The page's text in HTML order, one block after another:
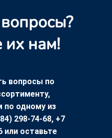
их нам!
вопросы по
по одному из
298-74-68, +7
или оставьте